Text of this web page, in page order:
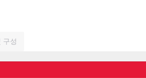
구성